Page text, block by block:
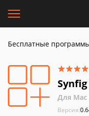
Бесплатные
Synfig
Для Mac
Версия: